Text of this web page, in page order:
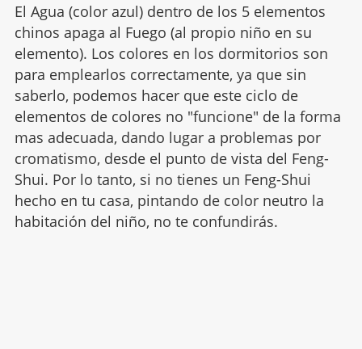
El Agua (color azul) dentro de los 5 elementos
chinos apaga al Fuego (al propio niño en su
elemento). Los colores en los dormitorios son
para emplearlos correctamente, ya que sin
saberlo, podemos hacer que este ciclo de
elementos de colores no "funcione" de la forma
mas adecuada, dando lugar a problemas por
cromatismo, desde el punto de vista del Feng-
Shui. Por lo tanto, si no tienes un Feng-Shui
hecho en tu casa, pintando de color neutro la
habitación del niño, no te confundirás.